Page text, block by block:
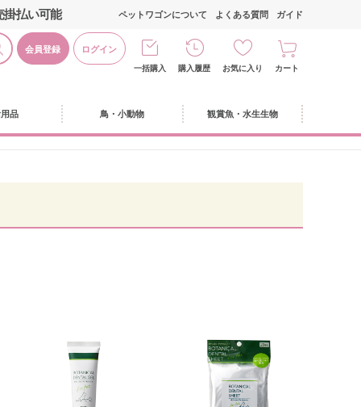
掛払い可能
会員登録 ログイン
ペットワゴンについて よくある質問 ガイド
一括購入 購入履歴 お気に入り カート
品 鳥・小動物 観賞魚・水生生物